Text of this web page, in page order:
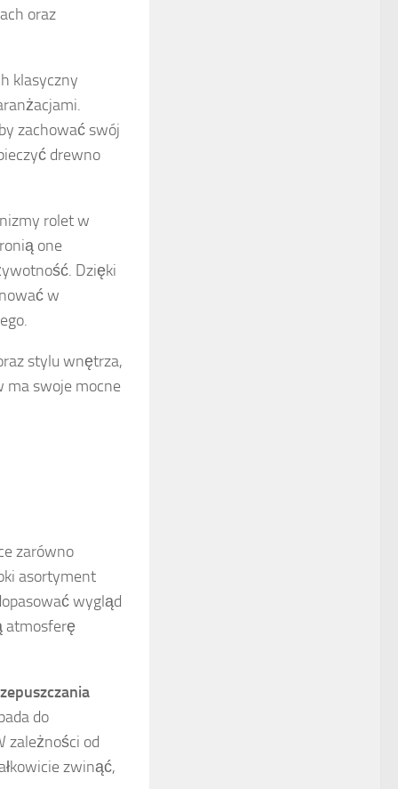
oraz
klasyczny
zachować swój
drewno
rolet w
one
Dzięki
w
stylu wnętrza,
ma swoje mocne
zarówno
asortyment
wygląd
atmosferę
do
zależności od
zwinąć,